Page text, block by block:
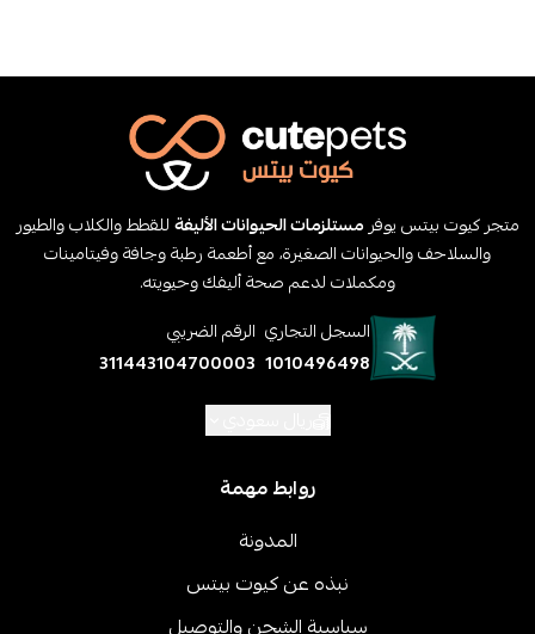
متجر كيوت بيتس يوفر مستلزمات الحيوانات الأليفةللقطط والكلاب والطيور
والسلاحف والحيوانات الصغيرة، مع أطعمة رطبة وجافة وفيتامينات
ومكملات لدعم صحة أليفك وحيويته.
السجل التجاري
1010496498
الرقم الضريبي
311443104700003
روابط مهمة
المدونة
نبذه عن كيوت بيتس
سياسية الشحن والتوصيل